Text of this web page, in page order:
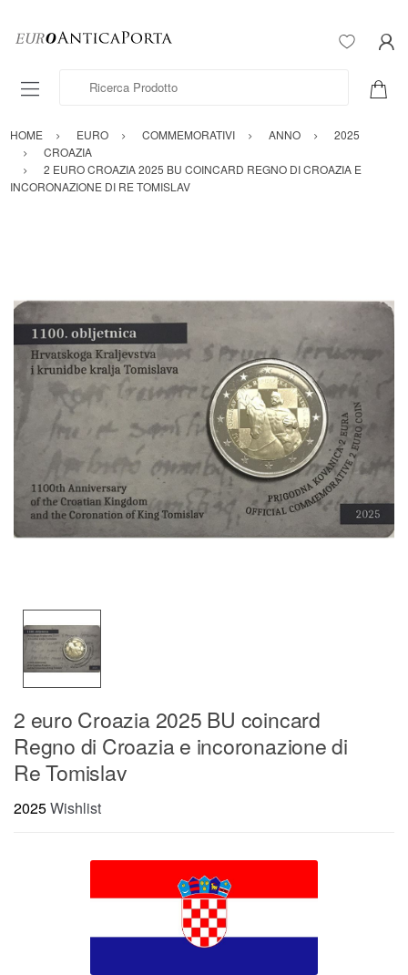
Ricerca Prodotto
HOME EURO COMMEMORATIVI ANNO
2025
CROAZIA
2 EURO CROAZIA 2025 BU COINCARD REGNO DI CROAZIA E
INCORONAZIONE DI RE TOMISLAV
2 euro Croazia 2025 BU coincard
Regno di Croazia e incoronazione di
Re Tomislav
2025Wishlist